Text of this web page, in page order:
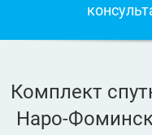
Комплект
Наро-